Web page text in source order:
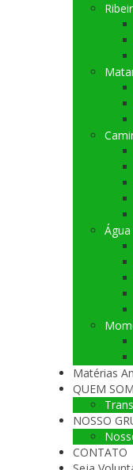
Matérias
QUEM
NOSSO
CONTATO